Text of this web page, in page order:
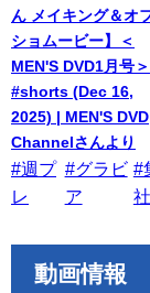
ん メイキング＆オ
ショムービー】＜
MEN'S DVD1月号＞
#shorts (Dec 16,
2025) | MEN'S DVD
Channelさんより
#週プ
レ
#グラビ
ア
#
社
動画情報